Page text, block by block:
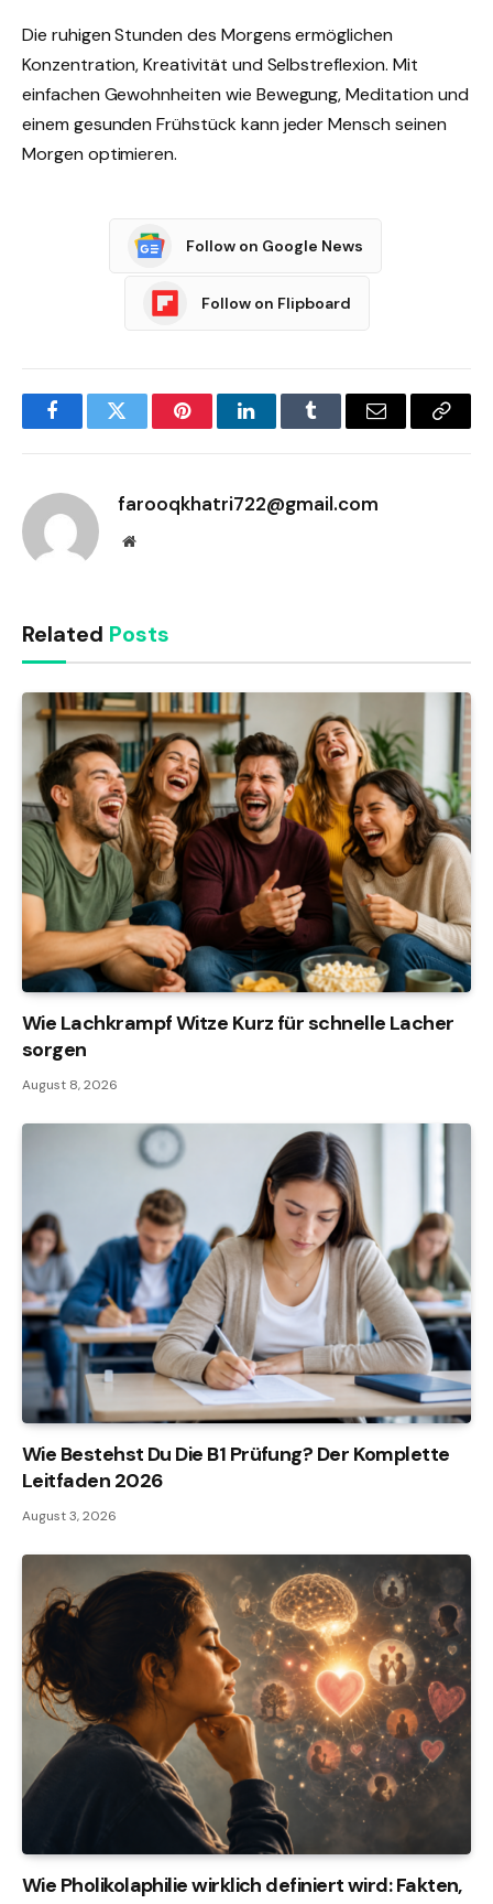
Die ruhigen Stunden des Morgens ermöglichen
Konzentration, Kreativität und Selbstreflexion. Mit
einfachen Gewohnheiten wie Bewegung, Meditation und
einem gesunden Frühstück kann jeder Mensch seinen
Morgen optimieren.
Follow on Google News
Follow on Flipboard
FacebookTwitter PinterestLinkedInTumblr Email
Copy
farooqkhatri722@gmail.com
Website
Related Posts
Wie Lachkrampf Witze Kurz für schnelle Lacher
sorgen
August 8, 2026
Wie Bestehst Du Die B1 Prüfung? Der Komplette
Leitfaden 2026
August 3, 2026
Wie Pholikolaphilie wirklich definiert wird: Fakten,